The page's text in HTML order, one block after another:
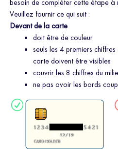
besoin de compléter cette étape à
Veuillez fournir ce qui suit :
Devant de la carte
doit être de couleur
seuls les 4 premiers
carte doivent être visibles
couvrir les 8 chiffres du
ne pas avoir les bords